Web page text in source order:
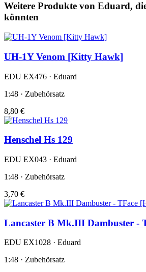
Weitere Produkte von Eduard,
könnten
UH-1Y Venom [Kitty Hawk]
EDU EX476 · Eduard
1:48 · Zubehörsatz
8,80 €
Henschel Hs 129
EDU EX043 · Eduard
1:48 · Zubehörsatz
3,70 €
Lancaster B Mk.III Dambuster -
EDU EX1028 · Eduard
1:48 · Zubehörsatz